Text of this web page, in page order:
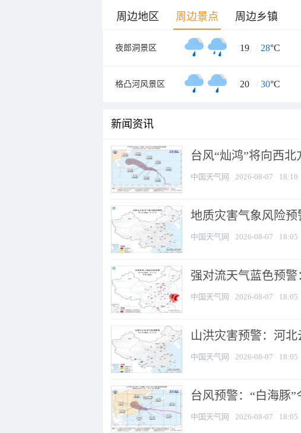
周边地区 周边景点 周边乡镇
夜郎洞景区 19 / 28°C
格凸河风景区 20 / 30°C
新闻资讯
台风“灿鸿”将向西
中国天气网 2026-08-07 18:10
地质灾害气象风险
中国天气网 2026-08-07 18:05
强对流天气蓝色预
中国天气网 2026-08-07 18:05
山洪灾害预警：河
中国天气网 2026-08-07 18:05
台风预警：“白海豚
中国天气网 2026-08-07 18:05